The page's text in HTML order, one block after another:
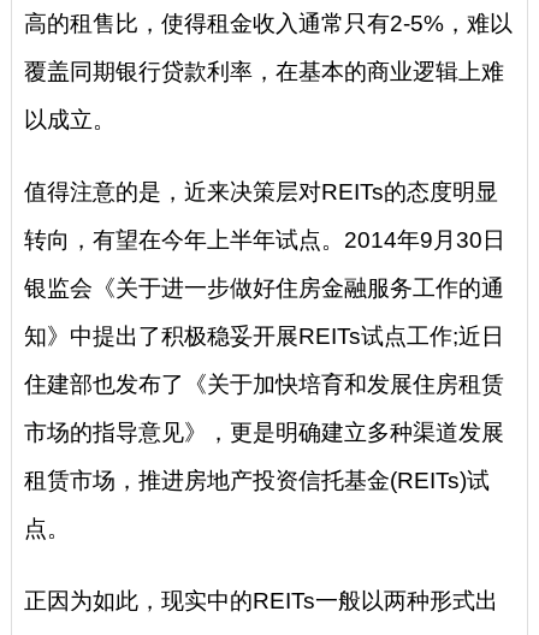
高的租售比，使得租金收入通常只有2-5%，难以
覆盖同期银行贷款利率，在基本的商业逻辑上难
以成立。
值得注意的是，近来决策层对REITs的态度明显
转向，有望在今年上半年试点。2014年9月30日
银监会《关于进一步做好住房金融服务工作的通
知》中提出了积极稳妥开展REITs试点工作;近日
住建部也发布了《关于加快培育和发展住房租赁
市场的指导意见》，更是明确建立多种渠道发展
租赁市场，推进房地产投资信托基金(REITs)试
点。
正因为如此，现实中的REITs一般以两种形式出